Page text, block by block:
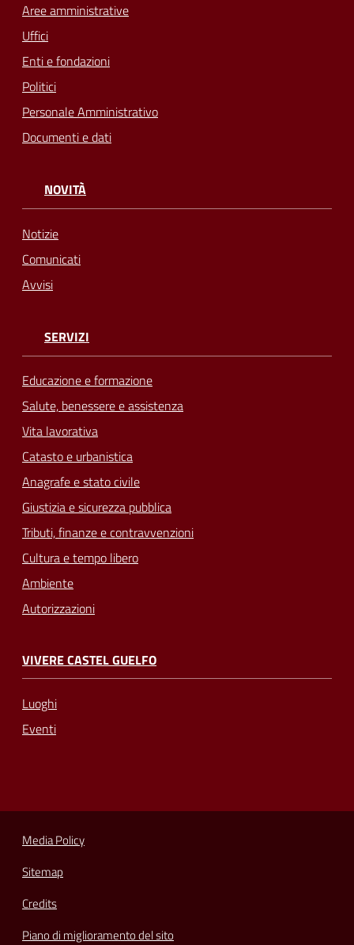
Aree amministrative
Uffici
Enti e fondazioni
Politici
Personale Amministrativo
Documenti e dati
NOVITÀ
Notizie
Comunicati
Avvisi
SERVIZI
Educazione e formazione
Salute, benessere e assistenza
Vita lavorativa
Catasto e urbanistica
Anagrafe e stato civile
Giustizia e sicurezza pubblica
Tributi, finanze e contravvenzioni
Cultura e tempo libero
Ambiente
Autorizzazioni
VIVERE CASTEL GUELFO
Luoghi
Eventi
Media Policy
Sitemap
Credits
Piano di miglioramento del sito